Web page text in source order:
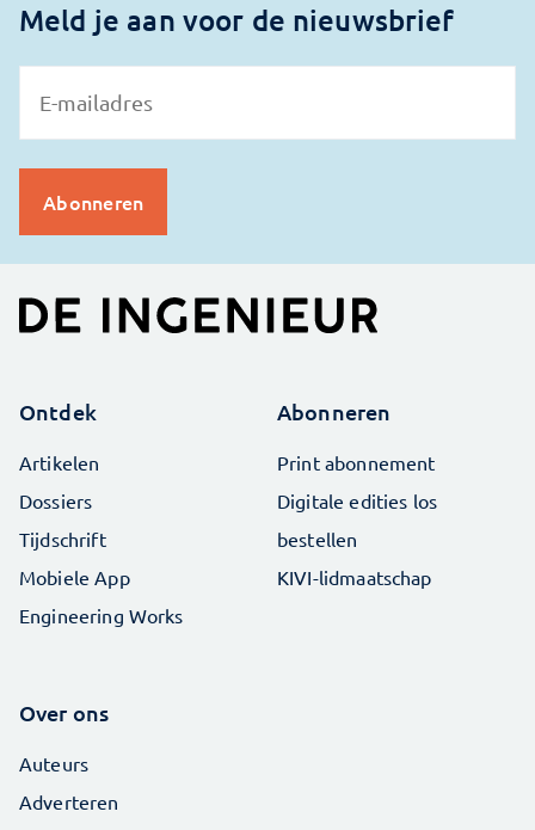
Meld je aan voor de nieuwsbrief
Ontdek
Artikelen
Dossiers
Tijdschrift
Mobiele App
Engineering Works
Abonneren
Print abonnement
Digitale edities los
bestellen
KIVI-lidmaatschap
Over ons
Auteurs
Adverteren